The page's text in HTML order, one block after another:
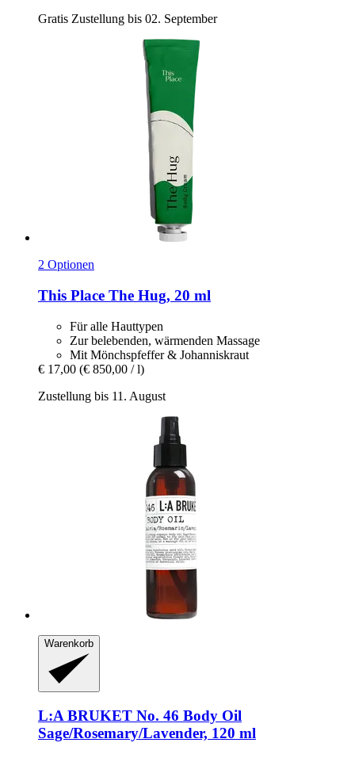
Gratis Zustellung bis 02. September
2 Optionen
This Place The Hug, 20 ml
Für alle Hauttypen
Zur belebenden, wärmenden Massage
Mit Mönchspfeffer & Johanniskraut
€ 17,00 (€ 850,00 / l)
Zustellung bis 11. August
Warenkorb
L:A BRUKET No. 46 Body Oil
Sage/Rosemary/Lavender, 120 ml